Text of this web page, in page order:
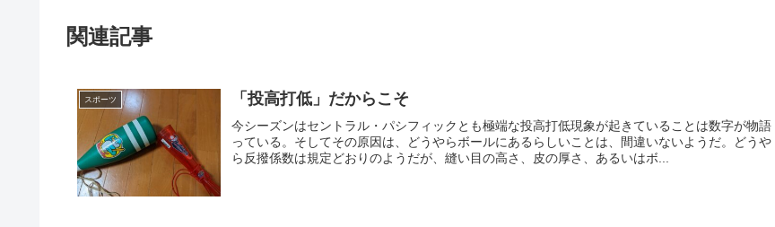
関連記事
スポーツ 「投高打低」だからこそ
今シーズンはセントラル・パシフィックとも極端な投高打低現象が起きていることは数字が物語
っている。そしてその原因は、どうやらボールにあるらしいことは、間違いないようだ。どうや
ら反撥係数は規定どおりのようだが、縫い目の高さ、皮の厚さ、あるいはボ...